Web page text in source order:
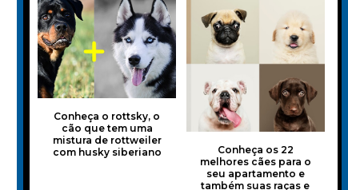
Conheça o rottsky, o
cão que tem uma
mistura de rottweiler
com husky siberiano
Conheça os 22
melhores cães para o
seu apartamento e
também suas raças e